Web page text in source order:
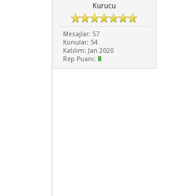
Kurucu
Mesajlar: 57
Konular: 54
Katılım: Jan 2020
Rep Puanı: 8